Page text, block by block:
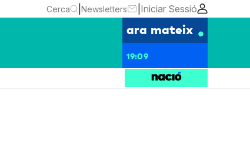
Cerca Newsletters Iniciar Sessió
ara mateix
19:09